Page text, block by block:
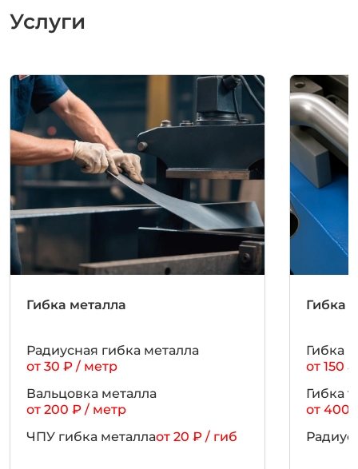
Услуги
Гибка металла
Радиусная гибка металла
от 30 ₽ / метр
Вальцовка металла
от 200 ₽ / метр
ЧПУ гибка металлаот 20 ₽ / гиб
Гибка
Гибка
от 150
Гибка
от 400